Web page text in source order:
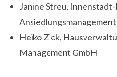
Janine Streu,
Heiko Zick,
Management GmbH